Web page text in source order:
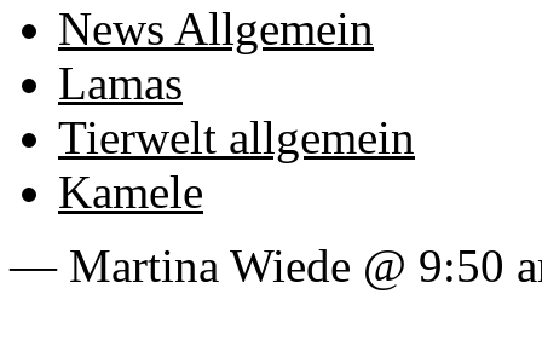
News Allgemein
Lamas
Tierwelt allgemein
Kamele
— Martina Wiede @ 9:50